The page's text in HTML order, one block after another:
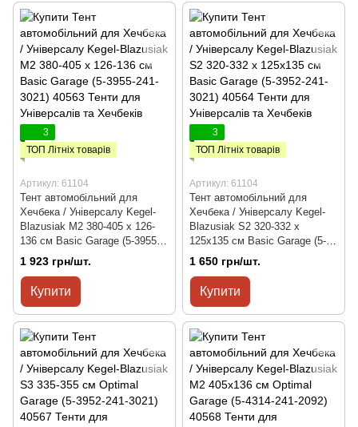
3
ТОП Літніх товарів
Артикул: 61104
Тент автомобільний для
Хечбека / Універсалу Kegel-
Blazusiak M2 380-405 х 126-
136 см Basic Garage (5-3955-
241-3021)
1 923 грн/шт.
Купити
3
ТОП Літніх товарів
Артикул: 61104
Тент автомобільний для
Хечбека / Універсалу Kegel-
Blazusiak S2 320-332 х
125x135 см Basic Garage (5-
3952-241-3021)
1 650 грн/шт.
Купити